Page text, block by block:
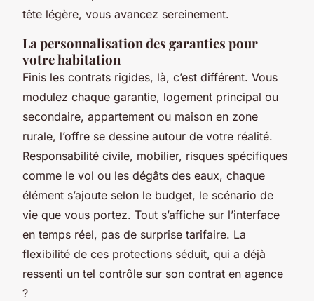
tête légère, vous avancez sereinement.
La personnalisation des garanties pour
votre habitation
Finis les contrats rigides, là, c’est différent. Vous
modulez chaque garantie, logement principal ou
secondaire, appartement ou maison en zone
rurale, l’offre se dessine autour de votre réalité.
Responsabilité civile, mobilier, risques spécifiques
comme le vol ou les dégâts des eaux, chaque
élément s’ajoute selon le budget, le scénario de
vie que vous portez. Tout s’affiche sur l’interface
en temps réel, pas de surprise tarifaire. La
flexibilité de ces protections séduit, qui a déjà
ressenti un tel contrôle sur son contrat en agence
?